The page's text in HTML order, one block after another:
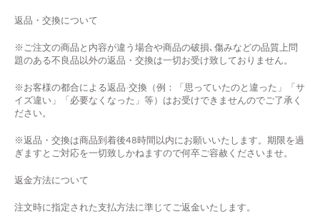
返品 ・ 交換について
※ご注文の商品と内容が違う場合や商品の破損､傷みなどの品質上問
題のある不良品以外の返品・交換は一切お受け致しておりません。
※お客様の都合による返品·交換（例：「思っていたのと違った」「サ
イズ違い」「必要なくなった」等）はお受けできませんのでご了承く
ださい。
※返品・交換は商品到着後48時間以内にお願いいたします。期限を過
ぎますとご対応を一切致しかねますので何卒ご容赦くださいませ。
返金方法について
注文時に指定された支払方法に準じてご返金いたします。